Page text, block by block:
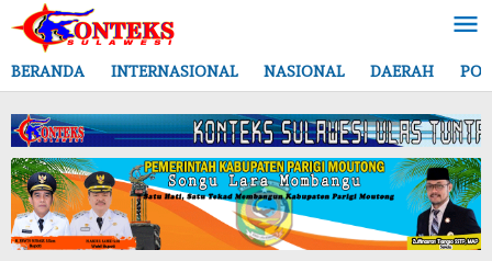
Lewati
ke
konten
BERANDA
INTERNASIONAL NASIONAL DAERAH